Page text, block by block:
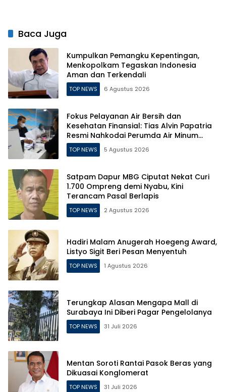
Baca Juga
Kumpulkan Pemangku Kepentingan,
Menkopolkam Tegaskan Indonesia
Aman dan Terkendali
TOP NEWS 6 Agustus 2026
Fokus Pelayanan Air Bersih dan
Kesehatan Finansial: Tias Alvin Papatria
Resmi Nahkodai Perumda Air Minum
Surabaya
TOP NEWS 5 Agustus 2026
Satpam Dapur MBG Ciputat Nekat Curi
1.700 Ompreng demi Nyabu, Kini
Terancam Pasal Berlapis
TOP NEWS 2 Agustus 2026
Hadiri Malam Anugerah Hoegeng Award,
Listyo Sigit Beri Pesan Menyentuh
TOP NEWS 1 Agustus 2026
Terungkap Alasan Mengapa Mall di
Surabaya Ini Diberi Pagar Pengelolanya
TOP NEWS 31 Juli 2026
Mentan Soroti Rantai Pasok Beras yang
Dikuasai Konglomerat
TOP NEWS 31 Juli 2026